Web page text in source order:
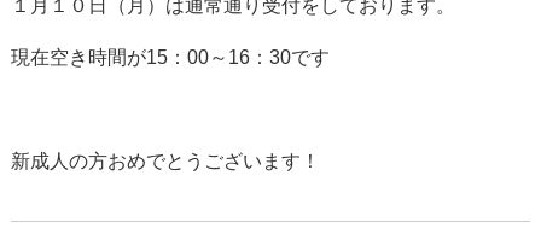
１月１０日（月）は通常通り受付をしております。
現在空き時間が15：00～16：30です
新成人の方おめでとうございます！